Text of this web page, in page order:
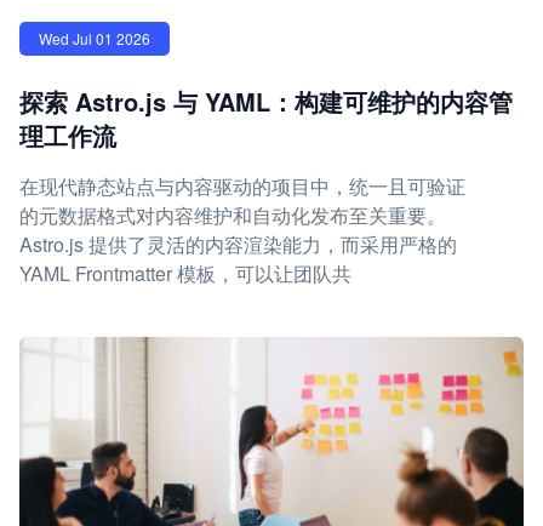
Wed Jul 01 2026
探索 Astro.js 与 YAML：构建可维护的内容管
理工作流
在现代静态站点与内容驱动的项目中，统一且可验证
的元数据格式对内容维护和自动化发布至关重要。
Astro.js 提供了灵活的内容渲染能力，而采用严格的
YAML Frontmatter 模板，可以让团队共